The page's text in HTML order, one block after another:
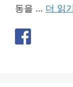
동을 … 더 읽기